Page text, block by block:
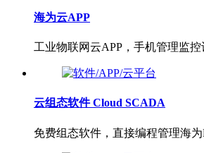
海为云APP
工业物联网云APP，手机管理监控
云组态软件 Cloud SCADA
免费组态软件，直接编程管理海